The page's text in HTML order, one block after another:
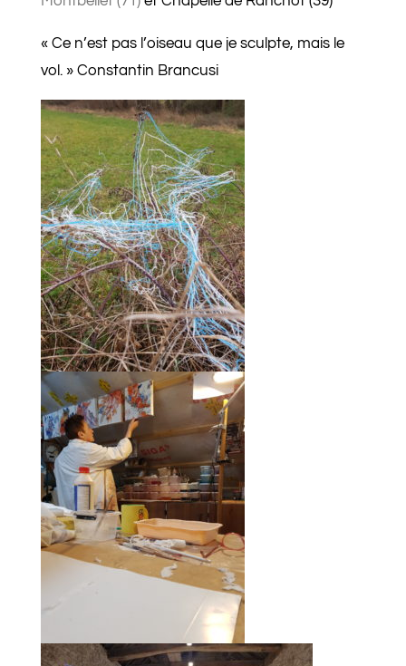
« Ce n’est pas l’oiseau que je sculpte, mais le
vol. » Constantin Brancusi